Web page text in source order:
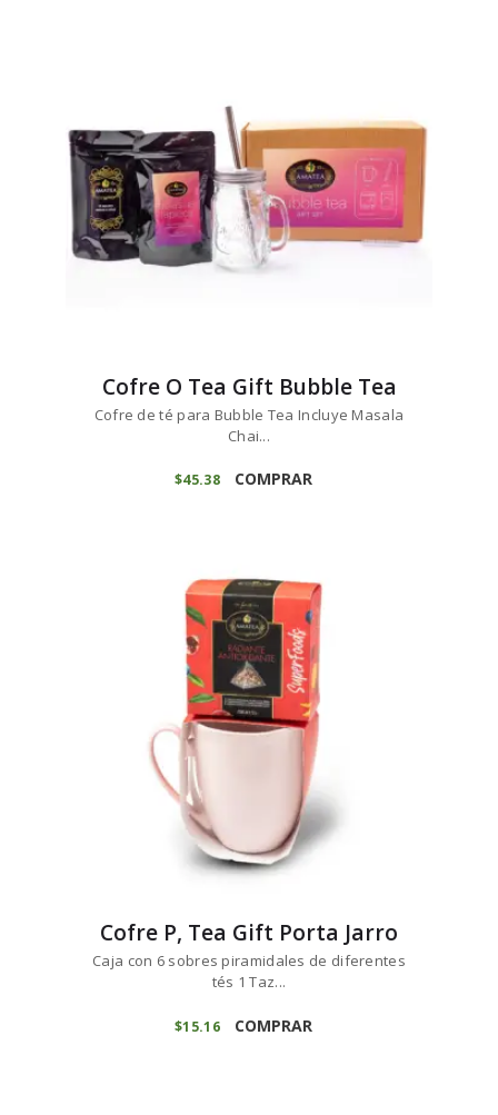
Cofre O Tea Gift Bubble Tea
Cofre de té para Bubble Tea Incluye Masala
Chai...
$45 38 COMPRAR
Cofre P, Tea Gift Porta Jarro
Caja con 6 sobres piramidales de diferentes
tés 1 Taz...
$15 16 COMPRAR